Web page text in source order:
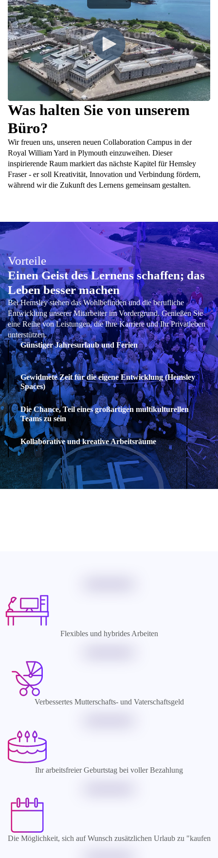
Was halten Sie von unserem
Büro?
Wir freuen uns, unseren neuen Collaboration Campus in der
Royal William Yard in Plymouth einzuweihen. Dieser
inspirierende Raum markiert das nächste Kapitel für Hemsley
Fraser - er soll Kreativität, Innovation und Verbindung fördern,
während wir die Zukunft des Lernens gemeinsam gestalten.
Vorteile
Einen Geist des Lernens schaffen; das
Leben besser machen
Bei Hemsley stehen das Wohlbefinden und die berufliche
Entwicklung unserer Mitarbeiter im Vordergrund. Genießen Sie
eine Reihe von Leistungen, die Ihre Karriere und Ihr Privatleben
unterstützen.
Günstiger Jahresurlaub und Ferien
Gewidmete Zeit für die eigene Entwicklung (Hemsley
Spaces)
Die Chance, Teil eines großartigen multikulturellen
Teams zu sein
Kollaborative und kreative Arbeitsräume
Flexibles und hybrides Arbeiten
Verbessertes Mutterschafts- und Vaterschaftsgeld
Ihr arbeitsfreier Geburtstag bei voller Bezahlung
Die Möglichkeit, sich auf Wunsch zusätzlichen Urlaub zu "kaufen